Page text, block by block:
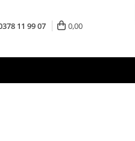
11 99 07 0,00